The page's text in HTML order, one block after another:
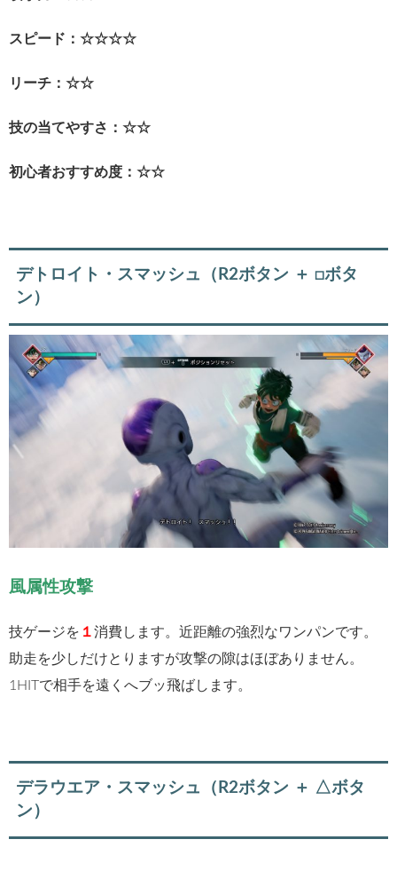
スピード：☆☆☆☆
リーチ：☆☆
技の当てやすさ：☆☆
初心者おすすめ度：☆☆
デトロイト・スマッシュ（R2ボタン ＋ □ボタ
ン）
風属性攻撃
技ゲージを １消費します。近距離の強烈なワンパンです。
助走を少しだけとりますが攻撃の隙はほぼありません。
1HITで相手を遠くへブッ飛ばします。
デラウエア・スマッシュ（R2ボタン ＋ △ボタ
ン）